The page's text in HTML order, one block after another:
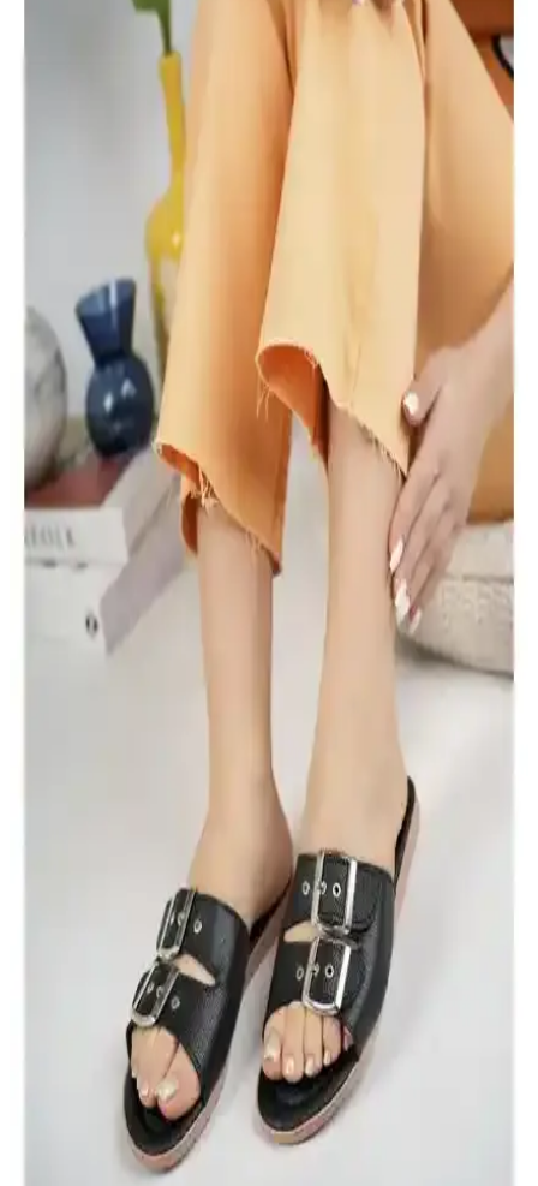
Yuppy Club'un kadın kapitone çantası, şık tasarımı, su itici özelliği
ve düzenleyici fermuarlı bölmeleriyle günlük kullanım için ideal,
hafif ve pratik bir seçenektir.
Eşiniz İçin En Uygun Çanta ve Ayakkabı Hediye
Seçenekleri Rehberi
Kadınlar için uygun çanta ve ayakkabı hediye seçenekleri, tarz ve
kullanım amaçlarına göre seçim yapmanızı sağlar. Uzun ömürlü ve
şık ürünlerle sevdiğinize değer gösterin.
Camaiore Mini Siyah Süet Yarım Bot Kadınlar İçin
Şık ve Konforlu Kış Ayakkabısı
Camaiore Mini Siyah Süet Yarım Bot, şık tasarımı ve konforu ile
soğuk havalarda ideal. El işçiliği, suya dayanıklı yüzeyi ve ortopedik
tabanıyla günlük kullanım için mükemmel bir seçenek.
Daxtors D079 Günlük Kadın Terlikleri Konfor ve
Şıklığı Bir Arada Sunar
Daxtors D079 kadın terlikleri, hafif ve nefes alabilir yapısıyla gün
boyu konfor sağlar, şık tasarımıyla da dikkat çeker. Kolay
temizlenebilir ve güvenli uyum sunar.
Mubaco Gold Comfort Kadın Terlik: Günlük Şıklık
ve Konfor Sunan Modern Tasarım
ve hafif yapısıyla günlük kullanımda konfor ve estetiği bir arada
Kadın Çantaları Karşılaştırması: Cream House ve
Suud Collection Modellerinin Özellikleri
Cream House ve Suud Collection kahverengi mini deri çantalar,
şıklık ve fonksiyonellik açısından öne çıkıyor. Bu karşılaştırmada,
ürünlerin özellikleri, kullanıcı yorumları ve avantajları detaylı şekilde
Kadın Topuklu Ayakkabılarının Detaylı
Karşılaştırması: Şık ve Rahat Seçenekler
İki şık ve rahat kadın topuklu ayakkabısını detaylı karşılaştırıyoruz.
Ürünlerin özellikleri, kullanıcı yorumları ve performansını
inceleyerek en uygun seçimi yapmanıza yardımcı oluyoruz.
ModaFrato Wzy Kadın Terlik: Şıklık ve Konfor
Sunan Güncel Terlik Seçeneği